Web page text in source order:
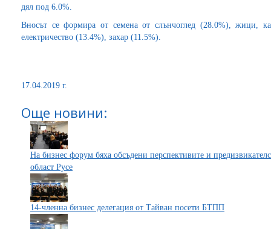
дял под 6.0%.
Вносът се формира от семена от слънчоглед (28.0%), жици,
електричество (13.4%), захар (11.5%).
17.04.2019 г.
Още новини:
На бизнес форум бяха обсъдени перспективите и
област Русе
14-членна бизнес делегация от Тайван посети БТПП